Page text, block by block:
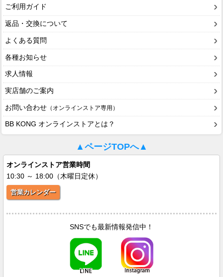
ご利用ガイド
返品・交換について
よくある質問
各種お知らせ
求人情報
実店舗のご案内
お問い合わせ （オンラインストア専用）
BB KONG オンラインストアとは？
▲ページTOPへ▲
オンラインストア営業時間
10:30 ～ 18:00（木曜日定休）
営業カレンダー
SNSでも最新情報発信中！